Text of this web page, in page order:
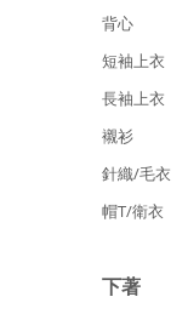
背心
短袖上衣
長袖上衣
襯衫
針織/毛衣
帽T/衛衣
下著